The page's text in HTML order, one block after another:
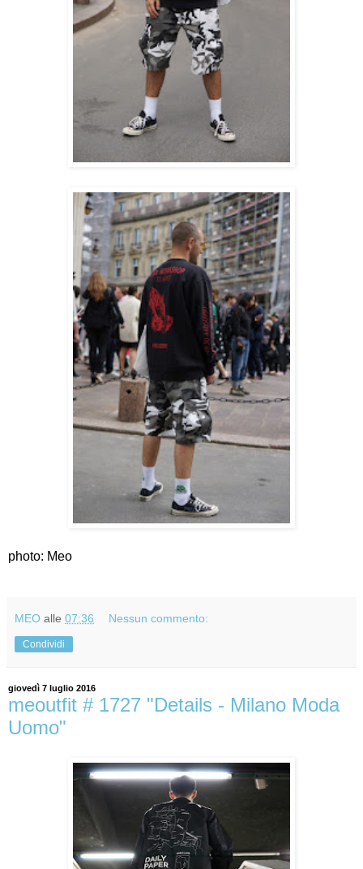
photo: Meo
MEO alle 07:36 Nessun commento:
Condividi
giovedì 7 luglio 2016
meoutfit # 1727 "Details - Milano Moda
Uomo"